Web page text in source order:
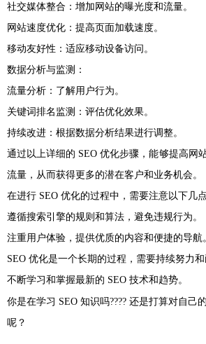
社交媒体整合：增加网站的曝光度和流量。
网站速度优化：提高页面加载速度。
移动友好性：适应移动设备访问。
数据分析与监测：
流量分析：了解用户行为。
关键词排名监测：评估优化效果。
持续改进：根据数据分析结果进行调整。
通过以上详细的 SEO 优化步骤，能够提高网
流量，从而获得更多的潜在客户和业务机会。
在进行 SEO 优化的过程中，需要注意以下几点
遵循搜索引擎的规则和算法，避免违规行为。
注重用户体验，提供优质的内容和便捷的导航
SEO 优化是一个长期的过程，需要持续努力和
不断学习和掌握最新的 SEO 技术和趋势。
你是在学习 SEO 知识吗???? 还是打算对自己
呢？